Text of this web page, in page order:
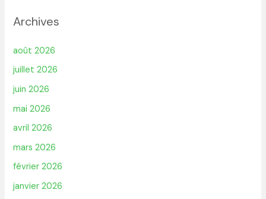
Archives
août 2026
juillet 2026
juin 2026
mai 2026
avril 2026
mars 2026
février 2026
janvier 2026